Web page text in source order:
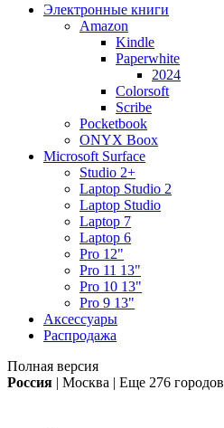
Электронные книги
Amazon
Kindle
Paperwhite
2024
Colorsoft
Scribe
Pocketbook
ONYX Boox
Microsoft Surface
Studio 2+
Laptop Studio 2
Laptop Studio
Laptop 7
Laptop 6
Pro 12"
Pro 11 13"
Pro 10 13"
Pro 9 13"
Аксессуары
Распродажа
Полная версия
Россия | Москва | Еще 276 городов